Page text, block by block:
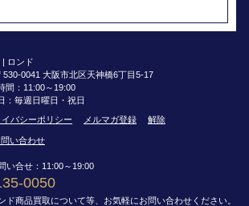
| ロンド
530-0041 大阪市北区天神橋6丁目5-17
間：11:00～19:00
：毎週日曜日・祝日
イバシーポリシー メルマガ登録 解除
い合わせ
い合せ：11:00～19:00
0050
ド商品買取について等、お気軽にお問い合わせください。